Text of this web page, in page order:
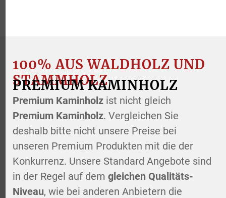
100% AUS WALDHOLZ UND
STAMMHOLZ
PREMIUM KAMINHOLZ
Premium Kaminholz ist nicht gleich
Premium Kaminholz. Vergleichen Sie
deshalb bitte nicht unsere Preise bei
unseren Premium Produkten mit die der
Konkurrenz. Unsere Standard Angebote sind
in der Regel auf dem gleichen Qualitäts-
Niveau, wie bei anderen Anbietern die